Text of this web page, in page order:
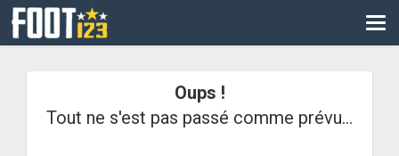
CM
Oups !
Tout ne s'est pas passé comme prévu...